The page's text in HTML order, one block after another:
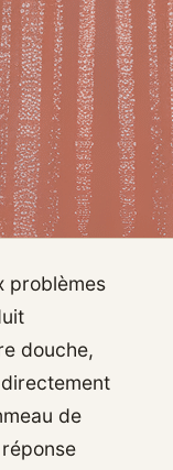
problèmes
douche,
de